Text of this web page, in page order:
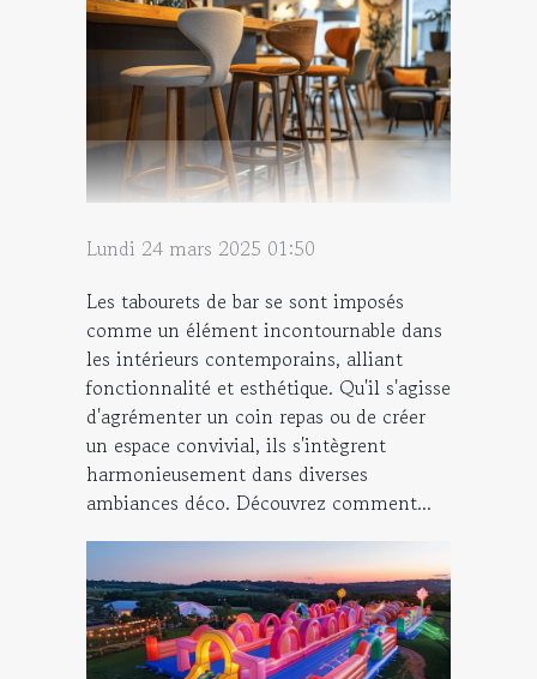
Lundi 24 mars 2025 01:50
Les tabourets de bar se sont imposés
comme un élément incontournable dans
les intérieurs contemporains, alliant
fonctionnalité et esthétique. Qu'il s'agisse
d'agrémenter un coin repas ou de créer
un espace convivial, ils s'intègrent
harmonieusement dans diverses
ambiances déco. Découvrez comment...